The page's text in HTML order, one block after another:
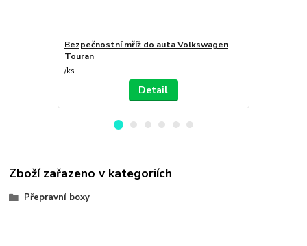
Bezpečnostní mříž do auta Volkswagen
Touran
/ks
Detail
Zboží zařazeno v kategoriích
Přepravní boxy